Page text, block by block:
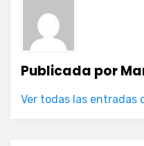
Publicada por
Ver todas las entradas